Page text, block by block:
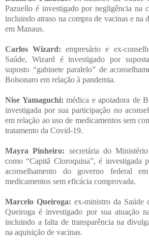
Pazuello é investigado por negligência na
incluindo atraso na compra de vacinas e na
em Manaus.
Carlos Wizard: empresário e ex-
Saúde, Wizard é investigado por
suposto “gabinete paralelo” de
Bolsonaro em relação à pandemia.
Nise Yamaguchi: médica e apoiadora de
investigada por sua participação no
em relação ao uso de medicamentos sem
tratamento da Covid-19.
Mayra Pinheiro: secretária do
como “Capitã Cloroquina”, é investigada
aconselhamento do governo federal
medicamentos sem eficácia comprovada.
Marcelo Queiroga: ex-ministro da Saúde
Queiroga é investigado por sua atuação
incluindo a falta de transparência na
na aquisição de vacinas.